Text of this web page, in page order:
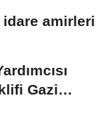
amirleri
Gazi